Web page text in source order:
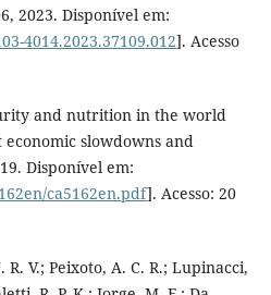
2023. Disponível em:
4014.2023.37109.012]. Acesso
and nutrition in the world
slowdowns and
Disponível em:
ca5162en.pdf]. Acesso: 20
R. V.; Peixoto, A. C. R.; Lupinacci,